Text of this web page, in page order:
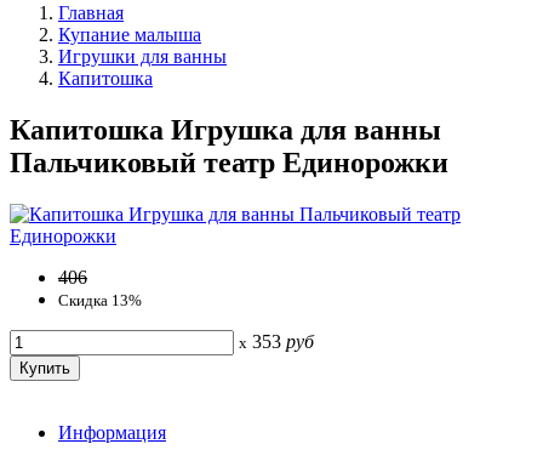
Главная
Купание малыша
Игрушки для ванны
Капитошка
Капитошка Игрушка для ванны
Пальчиковый театр Единорожки
406
Скидка 13%
x 353 руб
Информация